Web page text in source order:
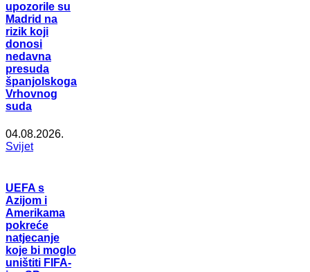
upozorile su
Madrid na
rizik koji
donosi
nedavna
presuda
španjolskoga
Vrhovnog
suda
04.08.2026.
Svijet
UEFA s
Azijom i
Amerikama
pokreće
natjecanje
koje bi moglo
uništiti FIFA-